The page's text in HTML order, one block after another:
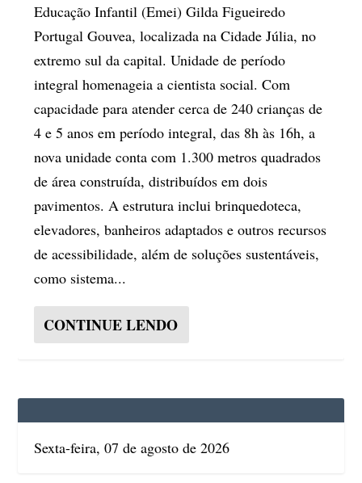
Educação Infantil (Emei) Gilda Figueiredo
Portugal Gouvea, localizada na Cidade Júlia, no
extremo sul da capital. Unidade de período
integral homenageia a cientista social. Com
capacidade para atender cerca de 240 crianças de
4 e 5 anos em período integral, das 8h às 16h, a
nova unidade conta com 1.300 metros quadrados
de área construída, distribuídos em dois
pavimentos. A estrutura inclui brinquedoteca,
elevadores, banheiros adaptados e outros recursos
de acessibilidade, além de soluções sustentáveis,
como sistema...
CONTINUE LENDO
Sexta-feira, 07 de agosto de 2026